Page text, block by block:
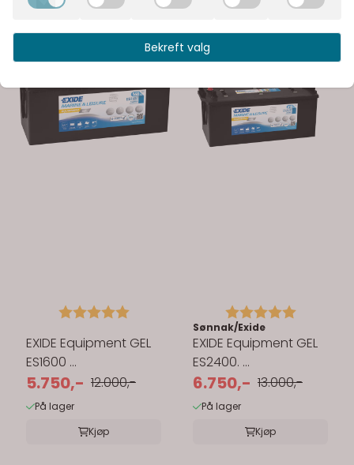
Karakter: 5.0 av 5 mulige
EXIDE Equipment GEL
ES1600 ...
5.750,- 12.000,-
På lager
Kjøp
Karakter: 5.0 av 5
Sønnak/Exide
EXIDE Equipment GEL
ES2400. ...
6.750,- 13.000,-
På lager
Kjøp
Bekreft valg